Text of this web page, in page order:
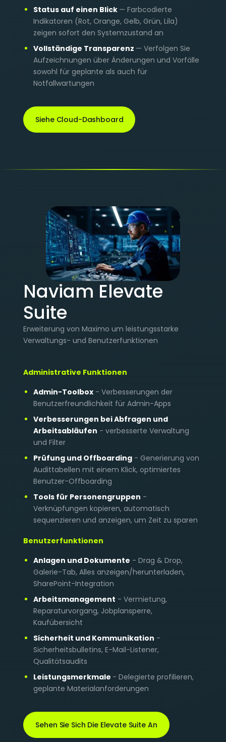
Status auf einen Blick — Farbcodierte
Indikatoren (Rot, Orange, Gelb, Grün, Lila)
zeigen sofort den Systemzustand an
Vollständige Transparenz — Verfolgen Sie
Aufzeichnungen über Änderungen und Vorfälle
sowohl für geplante als auch für
Notfallwartungen
Siehe Cloud-Dashboard
Naviam Elevate
Suite
Erweiterung von Maximo um leistungsstarke
Verwaltungs- und Benutzerfunktionen
Administrative Funktionen
Admin-Toolbox - Verbesserungen der
Benutzerfreundlichkeit für Admin-Apps
Verbesserungen bei Abfragen und
Arbeitsabläufen - verbesserte Verwaltung
und Filter
Prüfung und Offboarding - Generierung von
Audittabellen mit einem Klick, optimiertes
Benutzer-Offboarding
Tools für Personengruppen -
Verknüpfungen kopieren, automatisch
sequenzieren und anzeigen, um Zeit zu sparen
Benutzerfunktionen
Anlagen und Dokumente - Drag & Drop,
Galerie-Tab, Alles anzeigen/herunterladen,
SharePoint-Integration
Arbeitsmanagement - Vermietung,
Reparaturvorgang, Jobplansperre,
Kaufübersicht
Sicherheit und Kommunikation -
Sicherheitsbulletins, E-Mail-Listener,
Qualitätsaudits
Leistungsmerkmale - Delegierte profilieren,
geplante Materialanforderungen
Sehen Sie Sich Die Elevate Suite An